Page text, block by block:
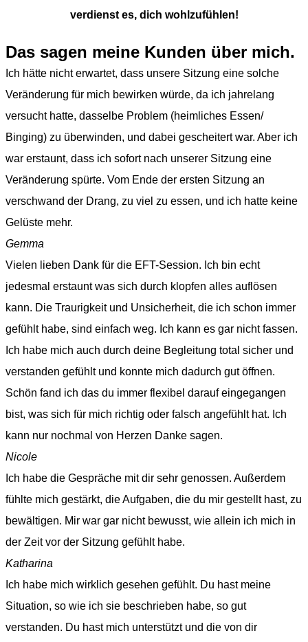
verdienst es, dich wohlzufühlen!
Das sagen meine Kunden über mich.
Ich hätte nicht erwartet, dass unsere Sitzung eine solche
Veränderung für mich bewirken würde, da ich jahrelang
versucht hatte, dasselbe Problem (heimliches Essen/
Binging) zu überwinden, und dabei gescheitert war. Aber ich
war erstaunt, dass ich sofort nach unserer Sitzung eine
Veränderung spürte. Vom Ende der ersten Sitzung an
verschwand der Drang, zu viel zu essen, und ich hatte keine
Gelüste mehr.
Gemma
Vielen lieben Dank für die EFT-Session. Ich bin echt
jedesmal erstaunt was sich durch klopfen alles auflösen
kann. Die Traurigkeit und Unsicherheit, die ich schon immer
gefühlt habe, sind einfach weg. Ich kann es gar nicht fassen.
Ich habe mich auch durch deine Begleitung total sicher und
verstanden gefühlt und konnte mich dadurch gut öffnen.
Schön fand ich das du immer flexibel darauf eingegangen
bist, was sich für mich richtig oder falsch angefühlt hat. Ich
kann nur nochmal von Herzen Danke sagen.
Nicole
Ich habe die Gespräche mit dir sehr genossen. Außerdem
fühlte mich gestärkt, die Aufgaben, die du mir gestellt hast, zu
bewältigen. Mir war gar nicht bewusst, wie allein ich mich in
der Zeit vor der Sitzung gefühlt habe.
Katharina
Ich habe mich wirklich gesehen gefühlt. Du hast meine
Situation, so wie ich sie beschrieben habe, so gut
verstanden. Du hast mich unterstützt und die von dir